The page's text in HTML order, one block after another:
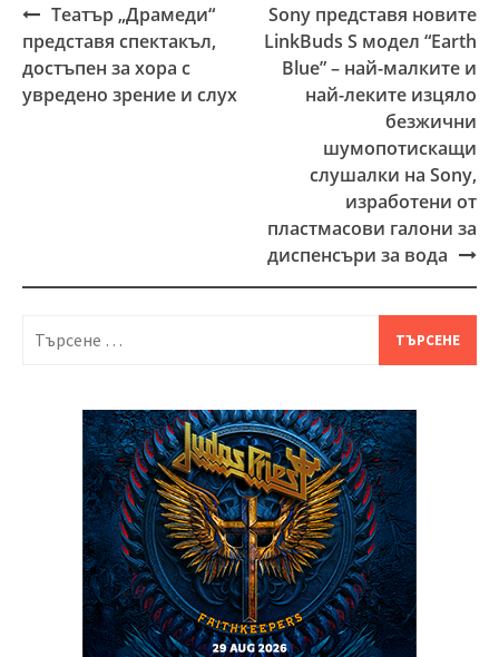
Post
navigation
Театър „Драмеди“
представя спектакъл,
достъпен за хора с
увредено зрение и слух
Sony представя новите
LinkBuds S модел “Earth
Blue” – най-малките и
най-леките изцяло
безжични
шумопотискащи
слушалки на Sony,
изработени от
пластмасови галони за
диспенсъри за вода
Търсене